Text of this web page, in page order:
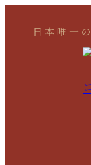
日本唯一